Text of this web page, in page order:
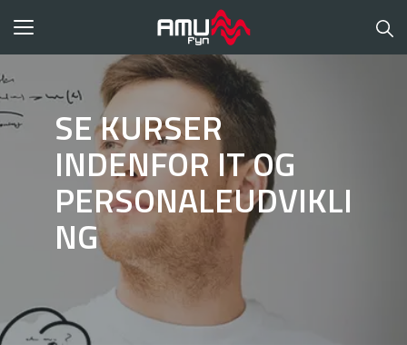
Toggle
SE KURSER
INDENFOR IT OG
PERSONALEUDVIKLI
NG